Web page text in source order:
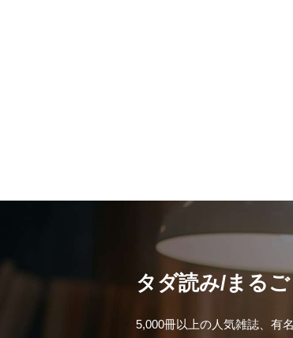
タダ読み/まる
5,000冊以上の人気雑誌、有